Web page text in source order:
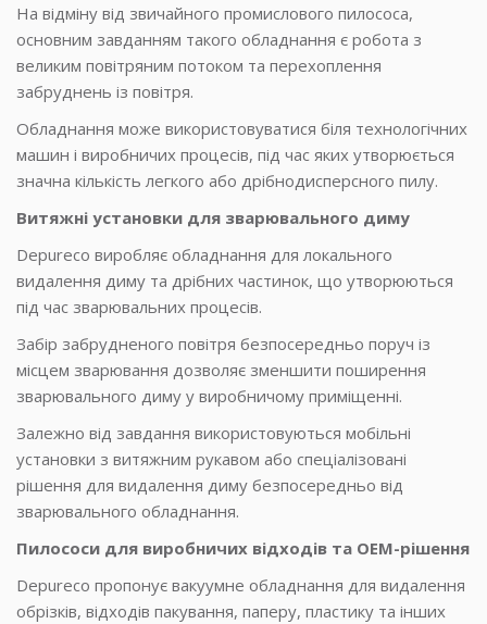
На відміну від звичайного промислового пилососа,
основним завданням такого обладнання є робота з
великим повітряним потоком та перехоплення
забруднень із повітря.
Обладнання може використовуватися біля технологічних
машин і виробничих процесів, під час яких утворюється
значна кількість легкого або дрібнодисперсного пилу.
Витяжні установки для зварювального диму
Depureco виробляє обладнання для локального
видалення диму та дрібних частинок, що утворюються
під час зварювальних процесів.
Забір забрудненого повітря безпосередньо поруч із
місцем зварювання дозволяє зменшити поширення
зварювального диму у виробничому приміщенні.
Залежно від завдання використовуються мобільні
установки з витяжним рукавом або спеціалізовані
рішення для видалення диму безпосередньо від
зварювального обладнання.
Пилососи для виробничих відходів та OEM-рішення
Depureco пропонує вакуумне обладнання для видалення
обрізків, відходів пакування, паперу, пластику та інших